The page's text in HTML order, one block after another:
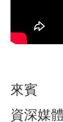
來賓
資深媒